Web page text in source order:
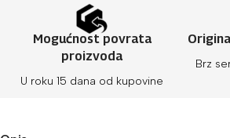
Mogućnost povrata
proizvoda
U roku 15 dana od kupovine
Brz